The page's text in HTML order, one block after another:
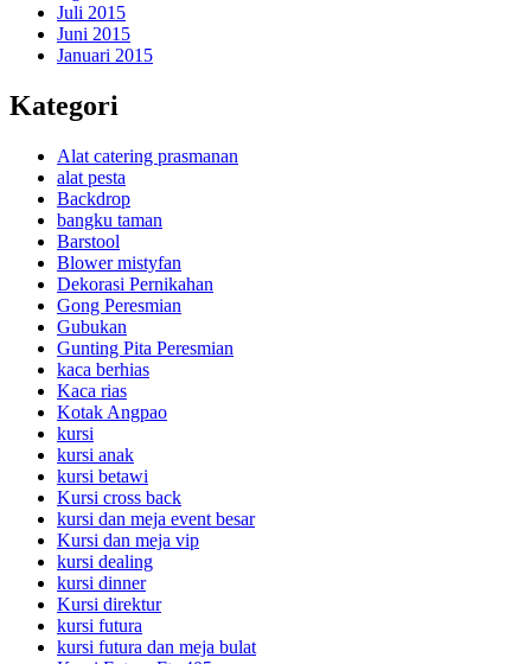
Juli 2015
Juni 2015
Januari 2015
Kategori
Alat catering prasmanan
alat pesta
Backdrop
bangku taman
Barstool
Blower mistyfan
Dekorasi Pernikahan
Gong Peresmian
Gubukan
Gunting Pita Peresmian
kaca berhias
Kaca rias
Kotak Angpao
kursi
kursi anak
kursi betawi
Kursi cross back
kursi dan meja event besar
Kursi dan meja vip
kursi dealing
kursi dinner
Kursi direktur
kursi futura
kursi futura dan meja bulat